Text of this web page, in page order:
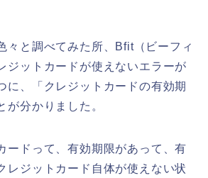
々と調べてみた所、Bfit（ビーフィ
ジットカードが使えないエラーが
に、「クレジットカードの有効期
が分かりました。
ードって、有効期限があって、有
レジットカード自体が使えない状